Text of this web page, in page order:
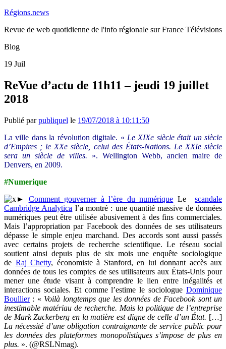
Régions.news
Revue de web quotidienne de l'info régionale sur France Télévisions
Blog
19 Juil
ReVue d’actu de 11h11 – jeudi 19 juillet
2018
Publié parpubliquel le 19/07/2018 à 10:11:50
La ville dans la révolution digitale. « Le XIXe siècle était un siècle
d’Empires ; le XXe siècle, celui des États-Nations. Le XXIe siècle
sera un siècle de villes. ». Wellington Webb, ancien maire de
Denvers, en 2009.
#Numerique
► Comment gouverner à l’ère du numérique Lescandale
Cambridge Analytica l’a montré : une quantité massive de données
numériques peut être utilisée abusivement à des fins commerciales.
Mais l’appropriation par Facebook des données de ses utilisateurs
dépasse le simple enjeu marchand. Des accords sont aussi passés
avec certains projets de recherche scientifique. Le réseau social
soutient ainsi depuis plus de six mois une enquête sociologique
de Raj Chetty, économiste à Stanford, en lui donnant accès aux
données de tous les comptes de ses utilisateurs aux États-Unis pour
mener une étude visant à comprendre le lien entre inégalités et
interactions sociales. Et comme l’estime le sociologue Dominique
Boullier: « Voilà longtemps que les données de Facebook sont un
inestimable matériau de recherche. Mais la politique de l’entreprise
de Mark Zuckerberg en la matière est digne de celle d’un État. […]
La nécessité d’une obligation contraignante de service public pour
les données des plateformes monopolistiques s’impose de plus en
plus. ». (@RSLNmag).